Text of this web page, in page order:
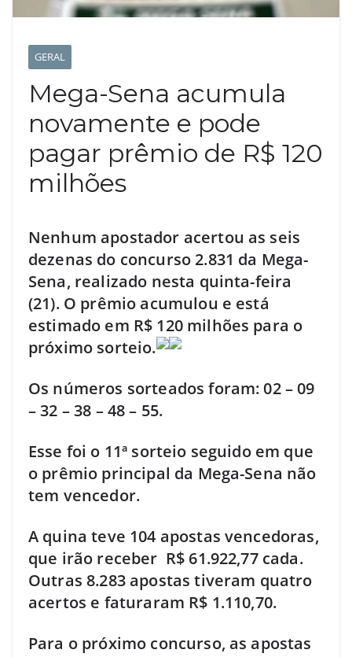
GERAL
Mega-Sena acumula
novamente e pode
pagar prêmio de R$ 120
milhões
Nenhum apostador acertou as seis
dezenas do concurso 2.831 da Mega-
Sena, realizado nesta quinta-feira
(21). O prêmio acumulou e está
estimado em R$ 120 milhões para o
próximo sorteio.
Os números sorteados foram: 02 – 09
– 32 – 38 – 48 – 55.
Esse foi o 11ª sorteio seguido em que
o prêmio principal da Mega-Sena não
tem vencedor.
A quina teve 104 apostas vencedoras,
que irão receber R$ 61.922,77 cada.
Outras 8.283 apostas tiveram quatro
acertos e faturaram R$ 1.110,70.
Para o próximo concurso, as apostas